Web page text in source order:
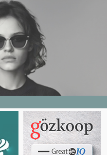
BIZE YAZIN